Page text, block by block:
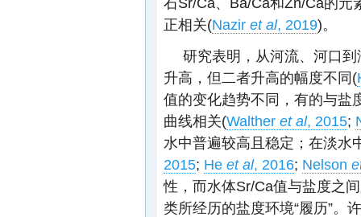
正相关(Nazir et al, 2019)。
研究表明，从河流、河口
升高，但二者升高的幅度不同(
值的变化趋势不同，有的与盐
曲线相关(Walther et al, 2015;
水中普遍较高且稳定；在淡水
2015; He et al, 2016; Nelson
性，而水体Sr/Ca值与盐度之
类所经历的盐度环境“履历”。